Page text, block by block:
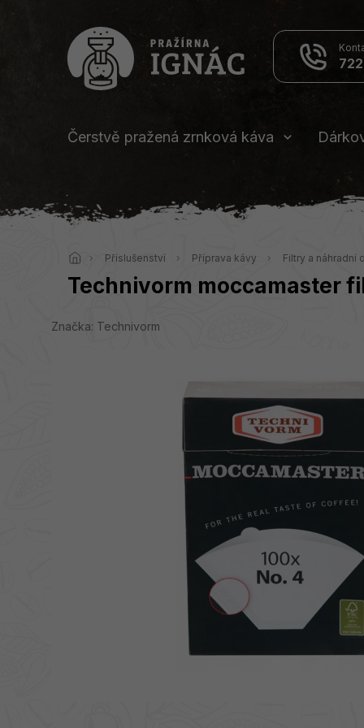
Čerstvě pražená zrnková káva
Příslušenství Příprava kávy Filtry a náhradní
Technivorm moccamaster
Značka: Technivorm